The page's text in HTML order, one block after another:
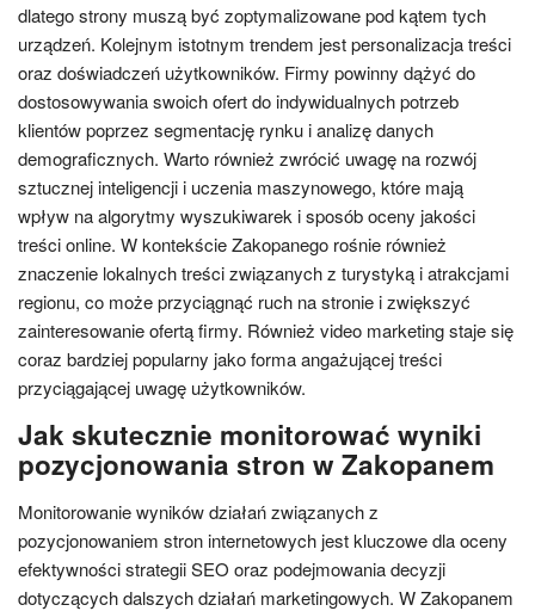
dlatego strony muszą być zoptymalizowane pod kątem tych
urządzeń. Kolejnym istotnym trendem jest personalizacja treści
oraz doświadczeń użytkowników. Firmy powinny dążyć do
dostosowywania swoich ofert do indywidualnych potrzeb
klientów poprzez segmentację rynku i analizę danych
demograficznych. Warto również zwrócić uwagę na rozwój
sztucznej inteligencji i uczenia maszynowego, które mają
wpływ na algorytmy wyszukiwarek i sposób oceny jakości
treści online. W kontekście Zakopanego rośnie również
znaczenie lokalnych treści związanych z turystyką i atrakcjami
regionu, co może przyciągnąć ruch na stronie i zwiększyć
zainteresowanie ofertą firmy. Również video marketing staje się
coraz bardziej popularny jako forma angażującej treści
przyciągającej uwagę użytkowników.
Jak skutecznie monitorować wyniki
pozycjonowania stron w Zakopanem
Monitorowanie wyników działań związanych z
pozycjonowaniem stron internetowych jest kluczowe dla oceny
efektywności strategii SEO oraz podejmowania decyzji
dotyczących dalszych działań marketingowych. W Zakopanem